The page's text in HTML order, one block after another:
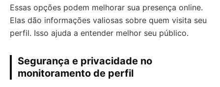
Essas opções podem melhorar sua presença online.
Elas dão informações valiosas sobre quem visita seu
perfil. Isso ajuda a entender melhor seu público.
Segurança e privacidade no
monitoramento de perfil